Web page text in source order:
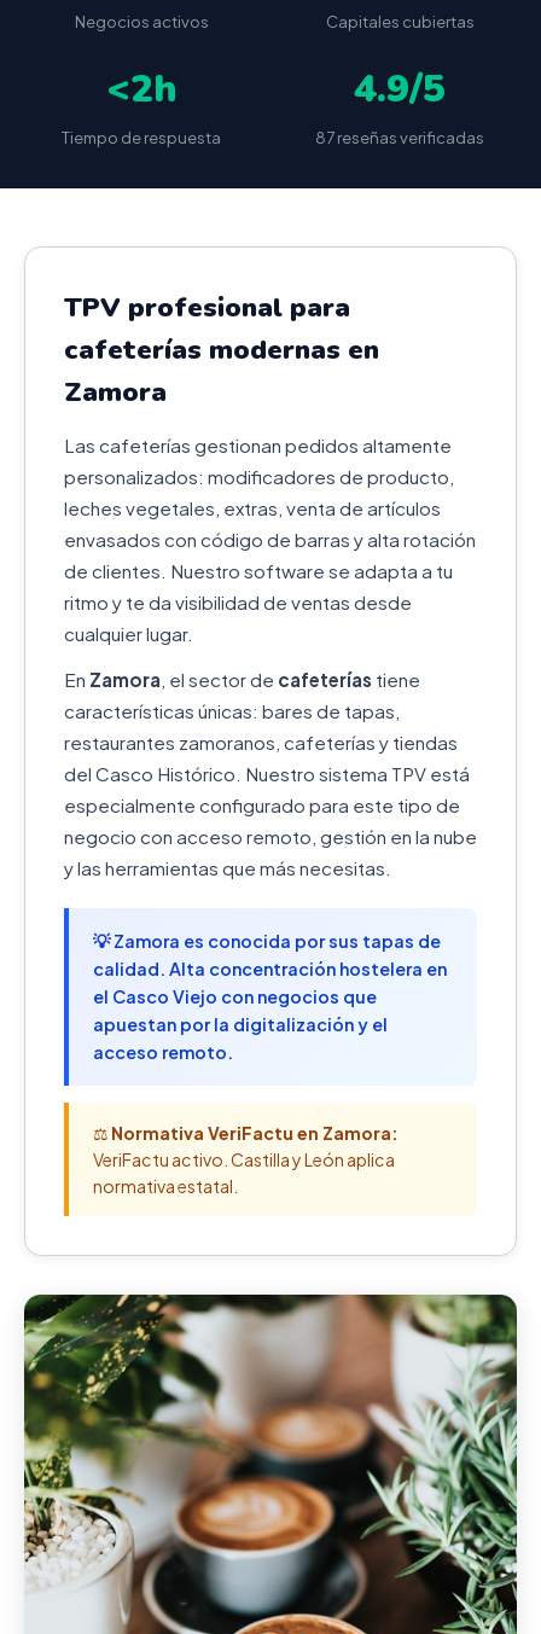
Negocios activos Capitales cubiertas
<2h
Tiempo de respuesta
4.9/5
87 reseñas verificadas
TPV profesional para
cafeterías modernas en
Zamora
Las cafeterías gestionan pedidos altamente
personalizados: modificadores de producto,
leches vegetales, extras, venta de artículos
envasados con código de barras y alta rotación
de clientes. Nuestro software se adapta a tu
ritmo y te da visibilidad de ventas desde
cualquier lugar.
En Zamora , el sector de cafeterías tiene
características únicas: bares de tapas,
restaurantes zamoranos, cafeterías y tiendas
del Casco Histórico. Nuestro sistema TPV está
especialmente configurado para este tipo de
negocio con acceso remoto, gestión en la nube
y las herramientas que más necesitas.
💡 Zamora es conocida por sus tapas de
calidad. Alta concentración hostelera en
el Casco Viejo con negocios que
apuestan por la digitalización y el
acceso remoto.
⚖️ Normativa VeriFactu en Zamora:
VeriFactu activo. Castilla y León aplica
normativa estatal.